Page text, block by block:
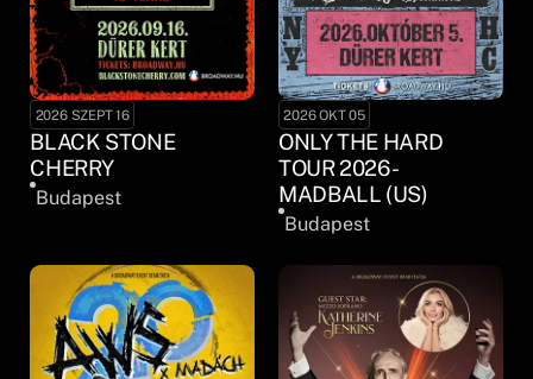
2026 SZEPT 16
BLACK STONE
CHERRY
Budapest
2026 OKT 05
ONLY THE HARD
TOUR 2026 -
MADBALL (US)
Budapest